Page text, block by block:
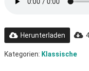
Herunterladen
Kategorien: Klassische